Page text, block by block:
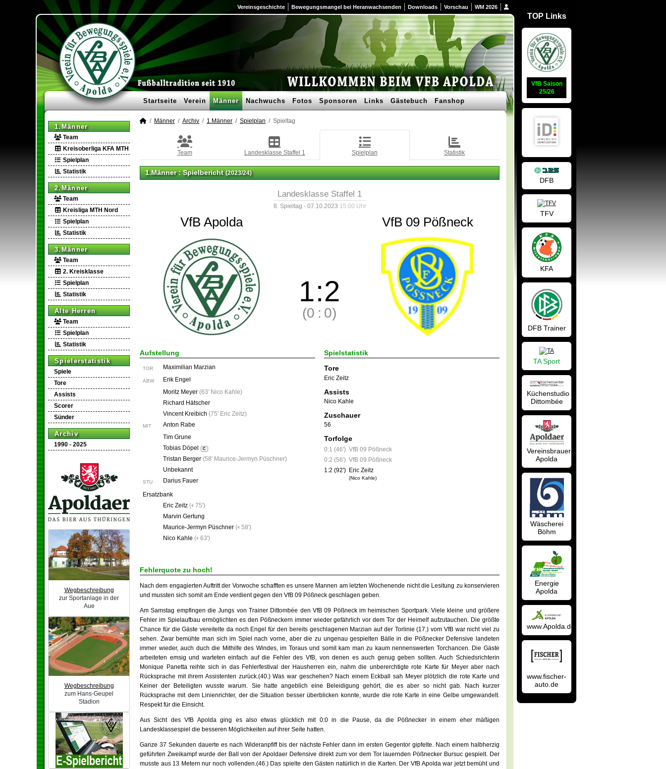
Vereinsgeschichte Bewegungsmangel bei Heranwachsenden Downloads Vorschau WM 2026
Startseite Verein Männer Nachwuchs Fotos Sponsoren Links Gästebuch Fanshop
1.Männer
Team
Kreisoberliga KFA MTH
Spielplan
Statistik
2.Männer
Team
Kreisliga MTH Nord
Spielplan
Statistik
3.Männer
Team
2. Kreisklasse
Spielplan
Statistik
Alte Herren
Team
Spielplan
Statistik
Spielerstatistik
Spiele
Tore
Assists
Scorer
Sünder
Archiv
1990 - 2025
Wegbeschreibung
zur Sportanlage in der
Aue
Wegbeschreibung
zum Hans-Geupel
Stadion
Männer Archiv 1.Männer Spielplan Spieltag
Team Landesklasse Staffel 1 Spielplan Statistik
1.Männer :Spielbericht (2023/24)
Landesklasse Staffel 1
8. Spieltag - 07.10.2023 15:00 Uhr
VfB Apolda VfB 09 Pößneck
1:2
(0 : 0)
Aufstellung
TOR Maximilian Marzian
ABW
Erik Engel
Moritz Meyer (63' Nico Kahle)
Richard Hätscher
Vincent Kreibich (75' Eric Zeitz)
MIT
Anton Rabe
Tim Grune
Tobias Döpel
C
Tristan Berger (58' Maurice-Jermyn Püschner)
Unbekannt
STU
Darius Fauer
Ersatzbank
Eric Zeitz ( 75')
Marvin Gertung
Maurice-Jermyn Püschner ( 58')
Nico Kahle ( 63')
Spielstatistik
Tore
Eric Zeitz
Assists
Nico Kahle
Zuschauer
56
Torfolge
0:1 (46') VfB 09 Pößneck
0:2 (56') VfB 09 Pößneck
1:2 (92') Eric Zeitz
(Nico Kahle)
Fehlerquote zu hoch!
Nach dem engagierten Auftritt der Vorwoche schafften es unsere Mannen am letzten Wochenende nicht die Lesitung zu konservieren
und mussten sich somit am Ende verdient gegen den VfB 09 Pößneck geschlagen geben.
Am Samstag empfingen die Jungs von Trainer Dittombée den VfB 09 Pößneck im heimischen Sportpark. Viele kleine und größere
Fehler im Spielaufbau ermöglichten es den Pößneckern immer wieder gefährlich vor dem Tor der Heimelf aufzutauchen. Die größte
Chance für die Gäste vereitelte da noch Engel für den bereits geschlagenen Marzian auf der Torlinie (17.) vom VfB war nicht viel zu
sehen. Zwar bemühte man sich im Spiel nach vorne, aber die zu ungenau gespielten Bälle in die Pößnecker Defensive landeten
immer wieder, auch duch die Mithilfe des Windes, im Toraus und somit kam man zu kaum nennenswerten Torchancen. Die Gäste
arbeiteten emsig und warteten einfach auf die Fehler des VfB, von denen es auch genug geben sollten. Auch Schiedsrichterin
Monique Panetta reihte sich in das Fehlerfestival der Hausherren ein, nahm die unbererchtigte rote Karte für Meyer aber nach
Rücksprache mit ihrem Assistenten zurück.(40.) Was war geschehen? Nach einem Eckball sah Meyer plötzlich die rote Karte und
Keiner der Beteiligten wusste warum. Sie hatte angeblich eine Beleidigung gehört, die es aber so nicht gab. Nach kurzer
Rücksprache mit dem Linienrichter, der die Situation besser überblicken konnte, wurde die rote Karte in eine Gelbe umgewandelt.
Respekt für die Einsicht.
Aus Sicht des VfB Apolda ging es also etwas glücklich mit 0:0 in die Pause, da die Pößnecker in einem eher mäßigen
Landesklassespiel die besseren Möglichkeiten auf ihrer Seite hatten.
Ganze 37 Sekunden dauerte es nach Wideranpfiff bis der nächste Fehler dann im ersten Gegentor gipfelte. Nach einem halbherzig
geführten Zweikampf wurde der Ball von der Apoldaer Defensive direkt zum vor dem Tor lauernden Pößnecker Bursuc gespielt. Der
musste aus 13 Metern nur noch vollenden.(46.) Das spielte den Gästen natürlich in die Karten. Der VfB Apolda war jetzt bemüht und
TOP Links
VfB Saison
25/26
DFB
TFV
KFA
DFB Trainer
TA Sport
Küchenstudio
Dittombée
Vereinsbrauerei
Apolda
Wäscherei
Böhm
Energie
Apolda
www.Apolda.de
www.fischer-
auto.de